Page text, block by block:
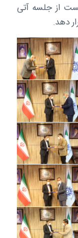
از جلسه آتی
دهد.